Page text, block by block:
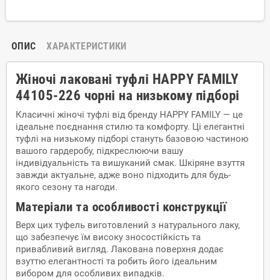
ОПИС ХАРАКТЕРИСТИКИ
Жіночі лаковані туфлі HAPPY FAMILY
44105-226 чорні на низькому підборі
Класичні жіночі туфлі від бренду HAPPY FAMILY — це
ідеальне поєднання стилю та комфорту. Ці елегантні
туфлі на низькому підборі стануть базовою частиною
вашого гардеробу, підкреслюючи вашу
індивідуальність та вишуканий смак. Шкіряне взуття
завжди актуальне, адже воно підходить для будь-
якого сезону та нагоди.
Матеріали та особливості конструкції
Верх цих туфель виготовлений з натурального лаку,
що забезпечує їм високу зносостійкість та
привабливий вигляд. Лакована поверхня додає
взуттю елегантності та робить його ідеальним
вибором для особливих випадків.